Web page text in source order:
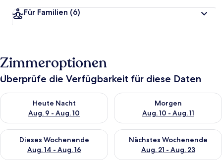
Für Familien (6)
Zimmeroptionen
Überprüfe die Verfügbarkeit für diese Daten
Heute Nacht
Aug. 9 - Aug. 10
Überprüfe die Verfügbarkeit für heute Nacht, Aug. 9 - Aug.
Morgen
Aug. 10 - Aug. 11
Überprüfe die Verfügbarkeit
Dieses Wochenende
Aug. 14 - Aug. 16
Überprüfe die Verfügbarkeit für dieses Wochenende, Aug. 14
Nächstes Wochenende
Aug. 21 - Aug. 23
Überprüfe die Verfügbarkeit